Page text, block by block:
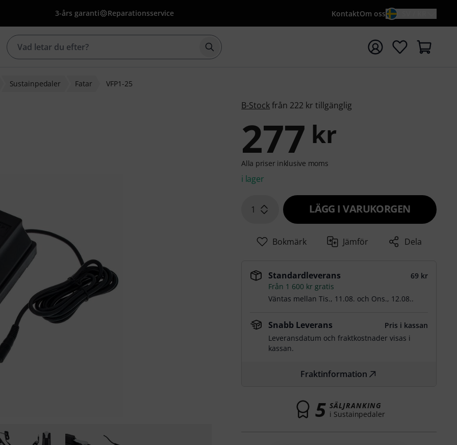
3-års garanti Reparationsservice KontaktOm oss
Börja sökningen med söktermen {searchTerm}
Sustainpedaler Fatar VFP1-25
B-Stockfrån 222 kr tillgänglig
277 kr
Alla priser inklusive moms
i lager
1 LÄGG I VARUKORGEN
Bokmärk Jämför Dela
Standardleverans
69 kr
Från 1 600 kr gratis
Väntas mellanTis., 11.08. och Ons., 12.08..
Snabb Leverans
Pris i kassan
Leveransdatum och fraktkostnader visas i
kassan.
Fraktinformation
5 SÄLJRANKING
i Sustainpedaler